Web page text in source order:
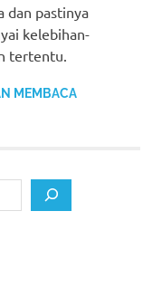
dan pastinya
kelebihan-
tertentu.
MEMBACA